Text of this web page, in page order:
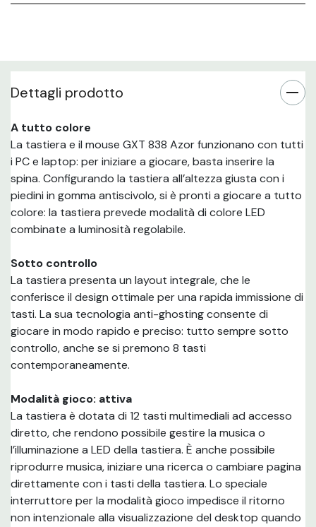
Dettagli prodotto
A tutto colore
La tastiera e il mouse GXT 838 Azor funzionano con tutti
i PC e laptop: per iniziare a giocare, basta inserire la
spina. Configurando la tastiera all’altezza giusta con i
piedini in gomma antiscivolo, si è pronti a giocare a tutto
colore: la tastiera prevede modalità di colore LED
combinate a luminosità regolabile.
Sotto controllo
La tastiera presenta un layout integrale, che le
conferisce il design ottimale per una rapida immissione di
tasti. La sua tecnologia anti-ghosting consente di
giocare in modo rapido e preciso: tutto sempre sotto
controllo, anche se si premono 8 tasti
contemporaneamente.
Modalità gioco: attiva
La tastiera è dotata di 12 tasti multimediali ad accesso
diretto, che rendono possibile gestire la musica o
l’illuminazione a LED della tastiera. È anche possibile
riprodurre musica, iniziare una ricerca o cambiare pagina
direttamente con i tasti della tastiera. Lo speciale
interruttore per la modalità gioco impedisce il ritorno
non intenzionale alla visualizzazione del desktop quando